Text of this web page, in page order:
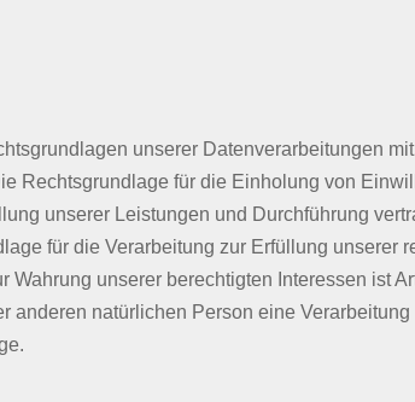
unserer Datenverarbeitungen
Rechtsgrundlage für die Einholung von
unserer Leistungen und Durchführung
für die Verarbeitung zur Erfüllung unserer
unserer berechtigten Interessen ist
anderen natürlichen Person eine